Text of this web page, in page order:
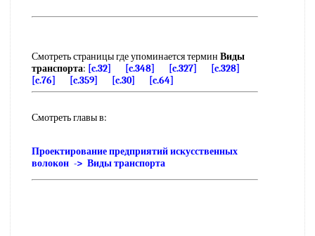
Смотреть страницы где упоминается термин Виды
транспорта: [c.32] [c.348] [c.327]
[c.328]
[c.76]
[c.359] [c.30] [c.64]
Смотреть главы в:
Проектирование предприятий искусственных
волокон -> Виды транспорта